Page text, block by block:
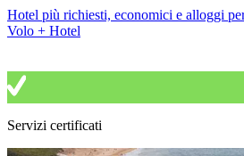
Hotel più richiesti, economici e alloggi
Volo + Hotel
Servizi certificati